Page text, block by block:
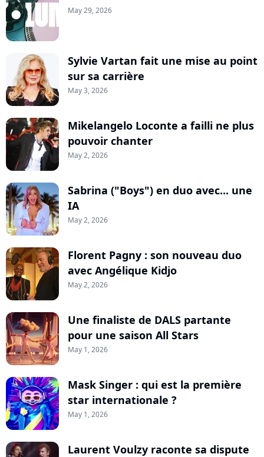
May 29, 2026
Sylvie Vartan fait une mise au point
sur sa carrière
May 3, 2026
Mikelangelo Loconte a failli ne plus
pouvoir chanter
May 2, 2026
Sabrina ("Boys") en duo avec... une
IA
May 2, 2026
Florent Pagny : son nouveau duo
avec Angélique Kidjo
May 2, 2026
Une finaliste de DALS partante
pour une saison All Stars
May 1, 2026
Mask Singer : qui est la première
star internationale ?
May 1, 2026
Laurent Voulzy raconte sa dispute